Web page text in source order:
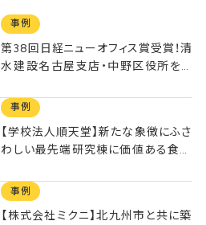
事例
第38回日経ニューオフィス賞受賞！清
水建設名古屋支店・中野区役所をご
事例
【学校法人順天堂】新たな象徴にふさ
わしい最先端研究棟に価値ある食堂
事例
【株式会社ミクニ】北九州市と共に築